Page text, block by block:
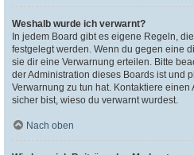
Weshalb wurde ich verwarnt?
In jedem Board gibt es eigene Regeln,
festgelegt werden. Wenn du gegen eine
sie dir eine Verwarnung erteilen. Bitte
der Administration dieses Boards ist und
Verwarnung zu tun hat. Kontaktiere
sicher bist, wieso du verwarnt wurdest.
Nach oben